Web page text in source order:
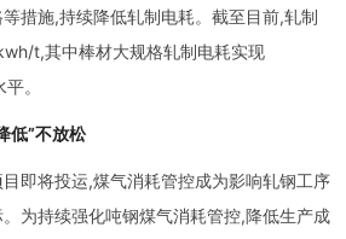
措施,持续降低轧制电耗。截至目前,轧制
t,其中棒材大规格轧制电耗实现
。
低”不放松
即将投运,煤气消耗管控成为影响轧钢工序
为持续强化吨钢煤气消耗管控,降低生产成